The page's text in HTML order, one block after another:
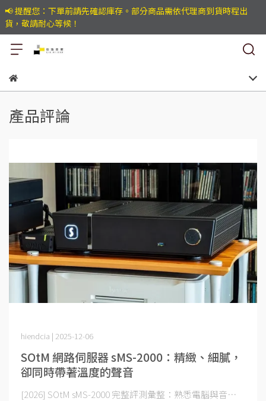
📢 提醒您：下單前請先確認庫存。部分商品需依代理商到貨時程出
貨，敬請耐心等候！
產品評論
SOtM 網路伺服器 sMS-2000：精緻、細膩，
卻同時帶著溫度的聲音
hiendcia | 2025-12-06
[2026] SOtM sMS-2000 完整評測彙整：熟悉電腦與音⋯